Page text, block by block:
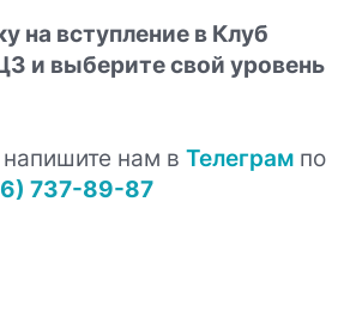
на вступление в Клуб
и выберите свой уровень
напишите нам вТелеграм по
737-89-87